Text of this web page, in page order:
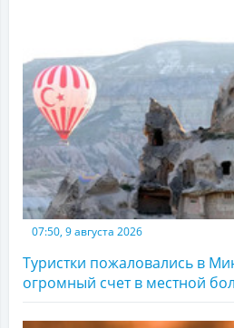
07:50, 9 августа 2026
Туристки пожаловались в
огромный счет в местной